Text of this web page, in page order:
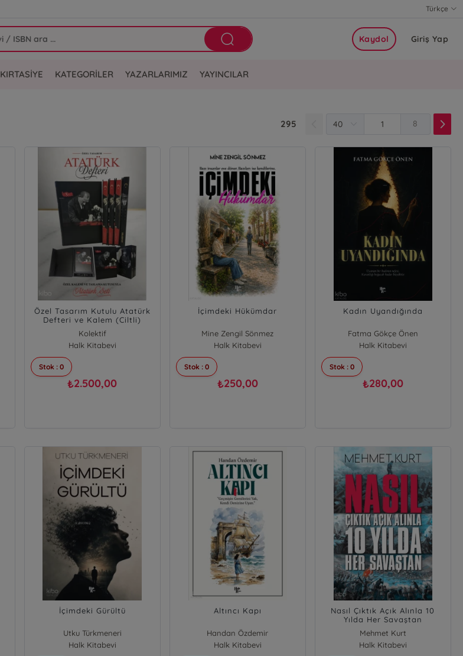
Türkçe
Giriş Yap
Kaydol
KIRTASİYE KATEGORİLER YAZARLARIMIZ YAYINCILAR
295 8
Özel Tasarım Kutulu Atatürk
Defteri ve Kalem (Ciltli)
Kolektif
Halk Kitabevi
Stok : 0
₺2.500,00
İçimdeki Hükümdar
Mine Zengil Sönmez
Halk Kitabevi
Stok : 0
₺250,00
Kadın Uyandığında
Fatma Gökçe Önen
Halk Kitabevi
Stok : 0
₺280,00
İçimdeki Gürültü
Utku Türkmeneri
Halk Kitabevi
Altıncı Kapı
Handan Özdemir
Halk Kitabevi
Nasıl Çıktık Açık Alınla 10
Yılda Her Savaştan
Mehmet Kurt
Halk Kitabevi